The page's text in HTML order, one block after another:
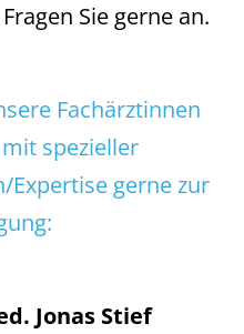
Sie gerne an.
Fachärztinnen
spezieller
gerne zur
Jonas Stief